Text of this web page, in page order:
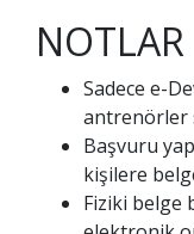
NOTLAR
Sadece e-
antrenörler
Başvuru
kişilere
Fiziki belge